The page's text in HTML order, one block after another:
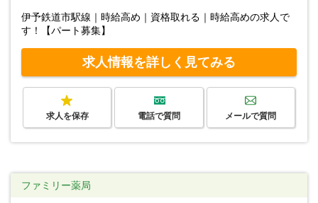
伊予鉄道市駅線｜時給高め｜資格取れる｜時給高めの求人で
す！【パート募集】
求人情報を詳しく見てみる
求人を保存 電話で質問 メールで質問
ファミリー薬局